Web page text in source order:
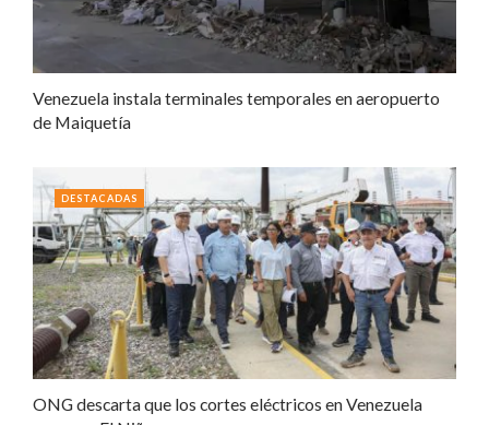
Venezuela instala terminales temporales en aeropuerto
de Maiquetía
ONG descarta que los cortes eléctricos en Venezuela
DESTACADAS